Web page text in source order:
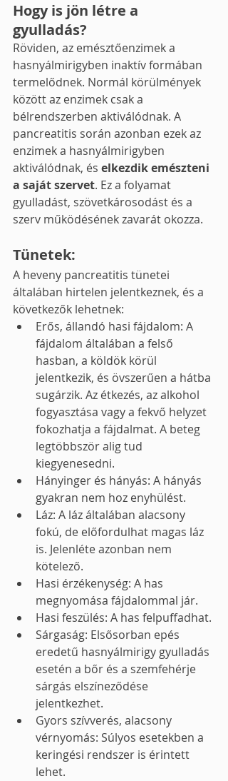
Hogy is jön létre a
gyulladás?
Röviden, az emésztőenzimek a
hasnyálmirigyben inaktív formában
termelődnek. Normál körülmények
között az enzimek csak a
bélrendszerben aktiválódnak. A
pancreatitis során azonban ezek az
enzimek a hasnyálmirigyben
aktiválódnak, és elkezdik emészteni
a saját szervet. Ez a folyamat
gyulladást, szövetkárosodást és a
szerv működésének zavarát okozza.
Tünetek:
A heveny pancreatitis tünetei
általában hirtelen jelentkeznek, és a
következők lehetnek:
Erős, állandó hasi fájdalom: A
fájdalom általában a felső
hasban, a köldök körül
jelentkezik, és övszerűen a hátba
sugárzik. Az étkezés, az alkohol
fogyasztása vagy a fekvő helyzet
fokozhatja a fájdalmat. A beteg
legtöbbször alig tud
kiegyenesedni.
Hányinger és hányás: A hányás
gyakran nem hoz enyhülést.
Láz: A láz általában alacsony
fokú, de előfordulhat magas láz
is. Jelenléte azonban nem
kötelező.
Hasi érzékenység: A has
megnyomása fájdalommal jár.
Hasi feszülés: A has felpuffadhat.
Sárgaság: Elsősorban epés
eredetű hasnyálmirigy gyulladás
esetén a bőr és a szemfehérje
sárgás elszíneződése
jelentkezhet.
Gyors szívverés, alacsony
vérnyomás: Súlyos esetekben a
keringési rendszer is érintett
lehet.